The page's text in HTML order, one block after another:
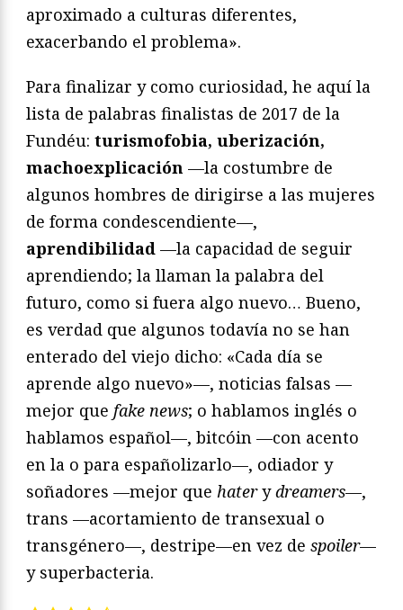
aproximado a culturas diferentes,
exacerbando el problema».
Para finalizar y como curiosidad, he aquí la
lista de palabras finalistas de 2017 de la
Fundéu: turismofobia, uberización,
machoexplicación —la costumbre de
algunos hombres de dirigirse a las mujeres
de forma condescendiente—,
aprendibilidad —la capacidad de seguir
aprendiendo; la llaman la palabra del
futuro, como si fuera algo nuevo… Bueno,
es verdad que algunos todavía no se han
enterado del viejo dicho: «Cada día se
aprende algo nuevo»—, noticias falsas —
mejor que fake news; o hablamos inglés o
hablamos español—, bitcóin —con acento
en la o para españolizarlo—, odiador y
soñadores —mejor que haterydreamers—,
trans —acortamiento de transexual o
transgénero—, destripe—en vez de spoiler—
y superbacteria.